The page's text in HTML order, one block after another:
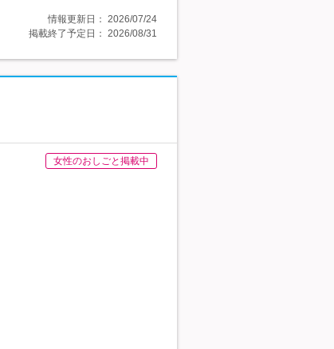
情報更新日： 2026/07/24
掲載終了予定日： 2026/08/31
女性のおしごと掲載中